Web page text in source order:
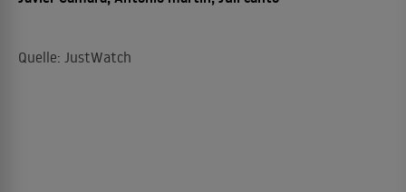
Quelle: JustWatch